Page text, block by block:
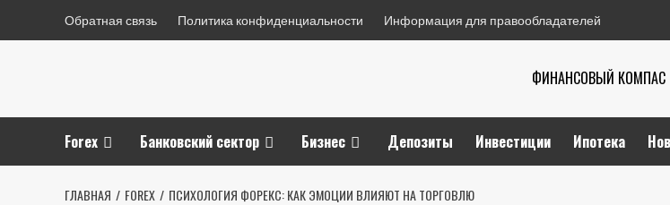
Обратная связь Политика конфиденциальности Информация для правообладателей
ФИНАНСОВЫЙ КОМПАС
Forex Банковский сектор Бизнес Депозиты Инвестиции Ипотека
ГЛАВНАЯ FOREX ПСИХОЛОГИЯ ФОРЕКС: КАК ЭМОЦИИ ВЛИЯЮТ НА ТОРГОВЛЮ